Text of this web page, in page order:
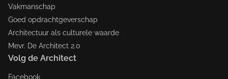
Vakmanschap
Goed opdrachtgeverschap
Architectuur als culturele waarde
Mevr. De Architect 2.0
Volg de Architect
Facebook